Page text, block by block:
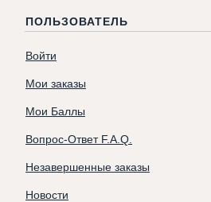
ПОЛЬЗОВАТЕЛЬ
Войти
Мои заказы
Мои Баллы
Вопрос-Ответ F.A.Q.
Незавершенные заказы
Новости